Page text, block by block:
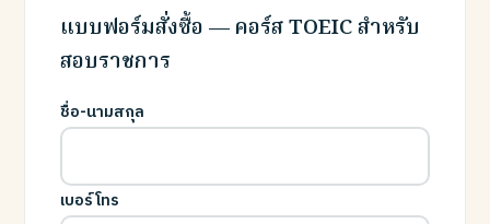
แบบฟอร์มสั่งซื้อ — คอร์ส TOEIC สำหรับ
สอบราชการ
ชื่อ-นามสกุล
เบอร์โทร